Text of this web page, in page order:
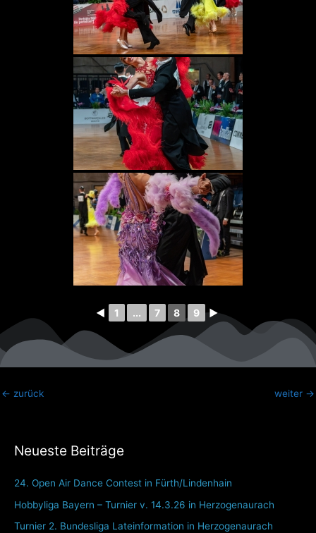
Neueste Beiträge
24. Open Air Dance Contest in Fürth/Lindenhain
Hobbyliga Bayern – Turnier v. 14.3.26 in Herzogenaurach
Turnier 2. Bundesliga Lateinformation in Herzogenaurach
◄ 1 ... 7 8 9 ►
← zurück weiter →